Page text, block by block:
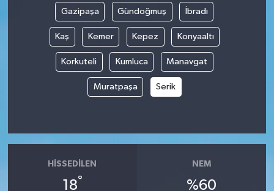
Gazipaşa Gündoğmuş İbradı
Kaş Kemer Kepez Konyaaltı
Korkuteli Kumluca Manavgat
Muratpaşa Serik
HISSEDILEN
18°
NEM
%60